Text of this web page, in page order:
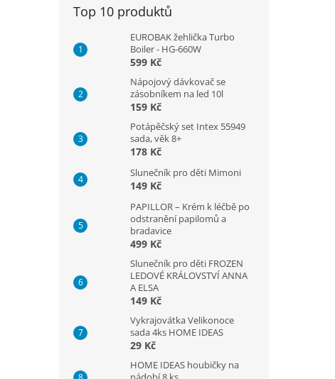
Top 10 produktů
EUROBAK žehlička Turbo
Boiler - HG-660W
599 Kč
Nápojový dávkovač se
zásobníkem na led 10l
159 Kč
Potápěčský set Intex 55949
sada, věk 8+
178 Kč
Slunečník pro děti Mimoni
149 Kč
PAPILLOR – Krém k léčbě po
odstranění papilomů a
bradavice
499 Kč
Slunečník pro děti FROZEN
LEDOVÉ KRÁLOVSTVÍ ANNA
A ELSA
149 Kč
Vykrajovátka Velikonoce
sada 4ks HOME IDEAS
29 Kč
HOME IDEAS houbičky na